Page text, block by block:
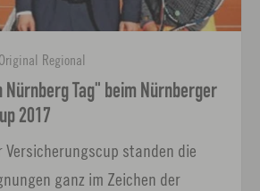
Original Regional
Tag" beim Nürnberger
2017
Versicherungscup standen die
ganz im Zeichen der